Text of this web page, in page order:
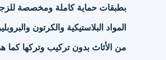
بطبقات حماية كاملة ومخصصة
المواد البلاستيكية والكرتون
من الأثاث بدون تركيب وتركها كما